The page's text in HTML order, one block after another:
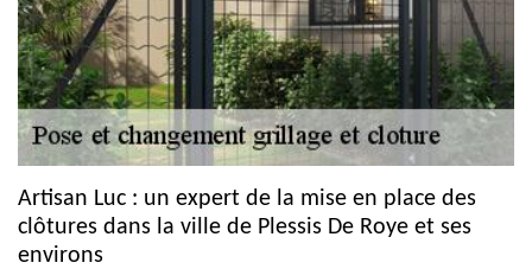
Artisan Luc : un expert de la mise en place des
clôtures dans la ville de Plessis De Roye et ses
environs